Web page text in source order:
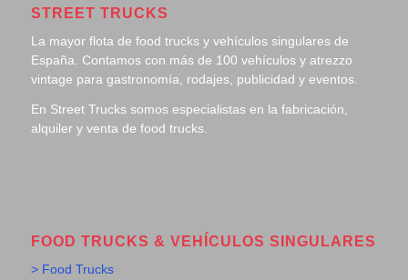
STREET TRUCKS
La mayor flota de food trucks y vehículos singulares de
España. Contamos con más de 100 vehículos y atrezzo
vintage para gastronomía, rodajes, publicidad y eventos.
En Street Trucks somos especialistas en la fabricación,
alquiler y venta de food trucks.
FOOD TRUCKS & VEHÍCULOS SINGULARES
> Food Trucks